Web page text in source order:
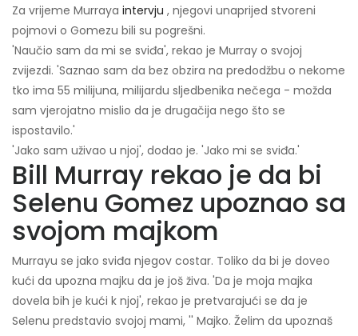
Za vrijeme Murraya intervju , njegovi unaprijed stvoreni
pojmovi o Gomezu bili su pogrešni.
'Naučio sam da mi se sviđa', rekao je Murray o svojoj
zvijezdi. 'Saznao sam da bez obzira na predodžbu o nekome
tko ima 55 milijuna, milijardu sljedbenika nečega - možda
sam vjerojatno mislio da je drugačija nego što se
ispostavilo.'
'Jako sam uživao u njoj', dodao je. 'Jako mi se sviđa.'
Bill Murray rekao je da bi
Selenu Gomez upoznao sa
svojom majkom
Murrayu se jako sviđa njegov costar. Toliko da bi je doveo
kući da upozna majku da je još živa. 'Da je moja majka
dovela bih je kući k njoj', rekao je pretvarajući se da je
Selenu predstavio svojoj mami, '' Majko. Želim da upoznaš